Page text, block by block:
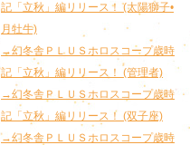
記「立秋」編リリース！ (太陽獅子•
月牡牛)
→幻冬舎ＰＬＵＳホロスコープ歳時
記「立秋」編リリース！ (管理者)
→幻冬舎ＰＬＵＳホロスコープ歳時
記「立秋」編リリース！ (双子座)
→幻冬舎ＰＬＵＳホロスコープ歳時